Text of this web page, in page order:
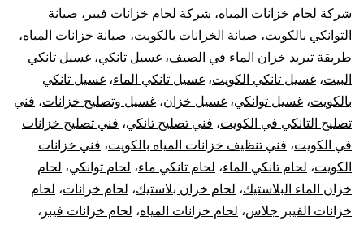
شركة لحام خزانات المياه، شركة لحام خزانات فيبر ، صيانة
التوانكي بالكويت، صيانة الخزانات بالكويت، صيانة خزانات المياه،
طريقة تبريد خزان الماء في الصيف، غسيل تانكي، غسيل تانكي
البيت، غسيل تانكي الكويت، غسيل تانكي الماء، غسيل تانكي
بالكويت، غسيل توانكي، غسيل خزان، غسيل وتصليح خزانات، فني
تصليح التانكي في الكويت، فني تصليح تانكي، فني تصليح خزانات
في الكويت، فني تنظيف خزانات المياه بالكويت، فني خزانات
الكويت، لحام تانكي الماء، لحام تانكي ماء، لحام توانكي، لحام
خزان الماء البلاستيك، لحام خزان بلاستيك، لحام خزانات، لحام
خزانات الفيبر جلاس، لحام خزانات المياه، لحام خزانات فيبر ،